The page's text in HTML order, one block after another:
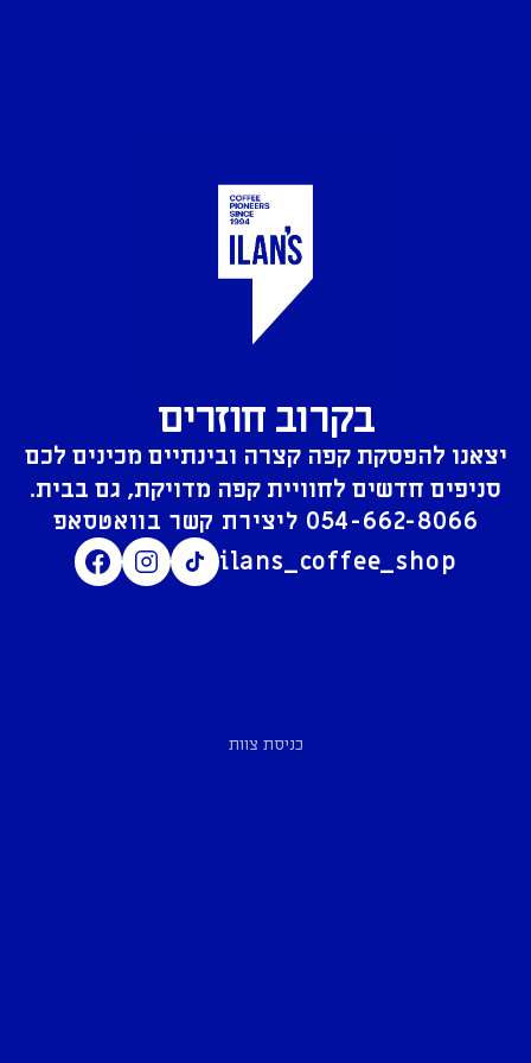
בקרוב חוזרים
יצאנו להפסקת קפה קצרה ובינתיים מכינים לכם
סניפים חדשים לחוויית קפה מדויקת, גם בבית.
054-662-8066
ilans_coffee_shop
כניסת צוות